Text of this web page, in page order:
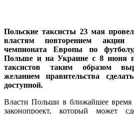
Польские таксисты 23 мая
властям повторением
чемпионата Европы по
Польше и на Украине с 8 июня
таксистов таким образом
желанием правительства
доступной.
Власти Польши в ближайшее время
законопроект, который может